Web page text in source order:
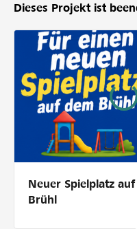
Unterstützen
Hilfe & Support
Partner /
Projekte und
Dieses Projekt ist
Neuer Spielplatz
Brühl